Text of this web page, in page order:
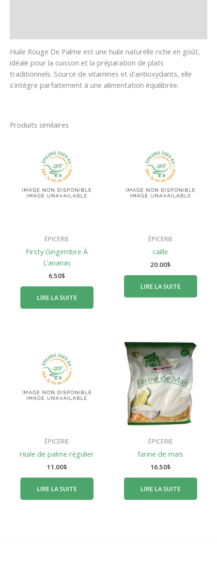
Huile Rouge De Palme est une huile naturelle riche en goût,
idéale pour la cuisson et la préparation de plats
traditionnels. Source de vitamines et d'antioxydants, elle
s'intègre parfaitement à une alimentation équilibrée.
Produits similaires
ÉPICERIE
Firsty Gingembre À
L’ananas
6.50$
LIRE LA SUITE
ÉPICERIE
caille
20.00$
LIRE LA SUITE
ÉPICERIE
Huile de palme régulier
11.00$
LIRE LA SUITE
ÉPICERIE
farine de maïs
16.50$
LIRE LA SUITE